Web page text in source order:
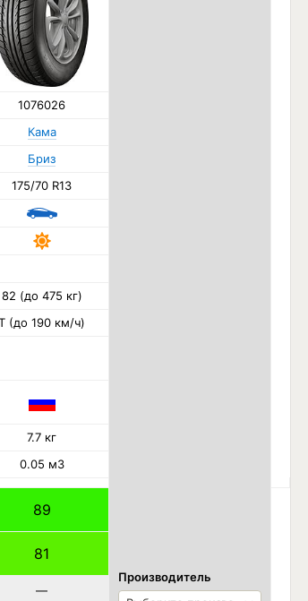
Производитель
1076026
Кама
Бриз
175/70 R13
82 (до 475 кг)
(до 190 км/ч)
7.7 кг
0.05 м3
89
81
—